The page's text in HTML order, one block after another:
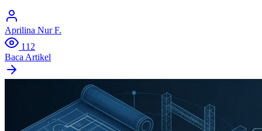
Aprilina Nur F.
112
Baca Artikel